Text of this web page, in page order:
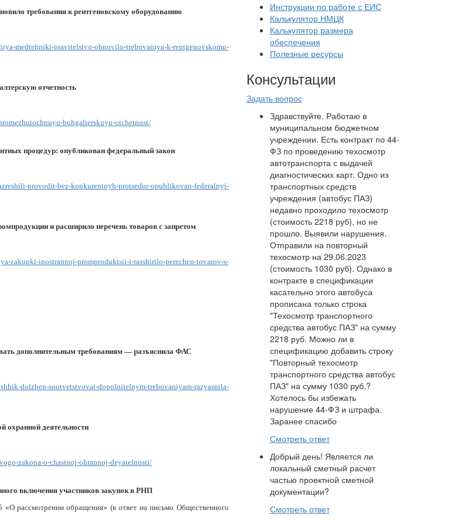
требования к рентгеновскому оборудованию
medtehniki-pravitelstvo-obnovilo-trebovaniya-k-rentgenovskomu-
отчетность
buhgalterskuyu-otchetnost/
процедур: опубликован федеральный закон
provodit-bez-konkurentnyh-protsedur-opublikovan-federalnyj-
и расширило перечень товаров с запретом
zakupki-inostrannoj-promproduktsii-i-rasshirilo-perechen-tovarov-s-
дополнительным требованиям — разъяснила ФАС
dolzhen-sootvetstvovat-dopolnitelnym-trebovaniyam-razyasnila-
охранной деятельности
zakona-o-chastnoj-ohrannoj-deyatelnosti/
включения участников закупок в РНП
рассмотрении обращения» (в ответ на письмо Общественного
Инструкции по работе с ЕИС
Калькулятор НМЦК
Калькулятор размера
обеспечения
Полезные ресурсы
Консультации
Задать вопрос
Здравствуйте. Работаю в
муниципальном бюджетном
учреждении. Есть контракт по 44-
ФЗ по проведению техосмотр
автотранспорта с выдачей
диагностических карт. Одно из
транспортных средств
учреждения (автобус ПАЗ)
недавно проходило техосмотр
(стоимость 2218 руб), но не
прошло. Выявили нарушения.
Отправили на повторный
техосмотр на 29.06.2023
(стоимость 1030 руб). Однако в
контракте в спецификации
касательно этого автобуса
прописана только строка
"Техосмотр транспортного
средства автобус ПАЗ" на сумму
2218 руб. Можно ли в
спецификацию добавить строку
"Повторный техосмотр
транспортного средства автобус
ПАЗ" на сумму 1030 руб.?
Хотелось бы избежать
нарушение 44-ФЗ и штрафа.
Заранее спасибо
Смотреть ответ
Добрый день! Является ли
локальный сметный расчет
частью проектной сметной
документации?
Смотреть ответ